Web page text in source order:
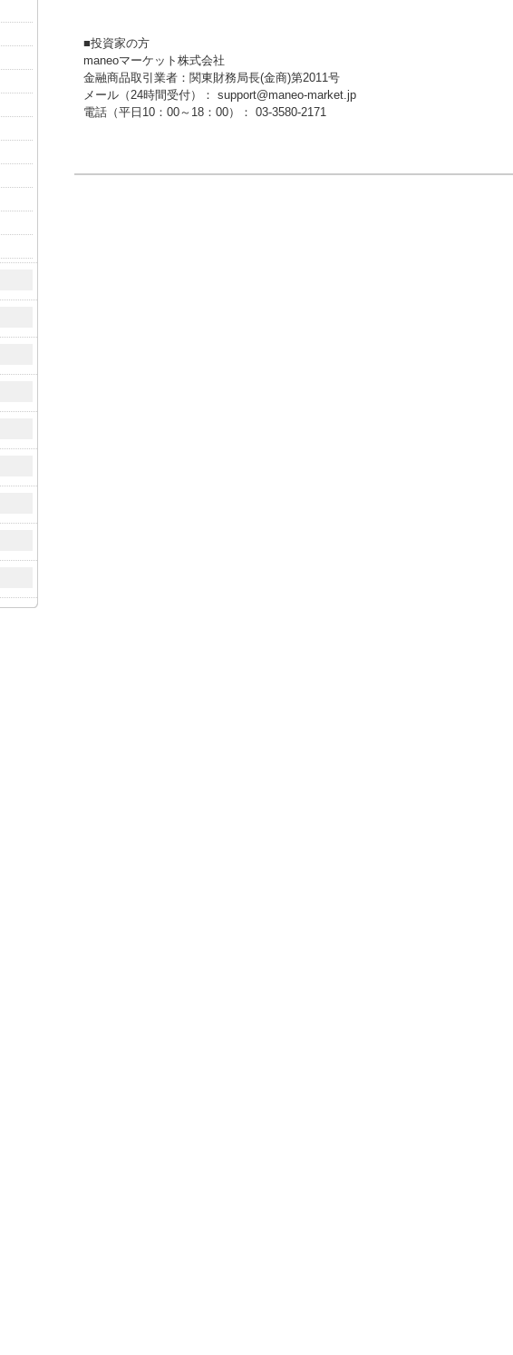
■投資家の方
maneoマーケット株式会社
金融商品取引業者：関東財務局長(金商)第2011号
メール（24時間受付）： support@maneo-market.jp
電話（平日10：00～18：00）： 03-3580-2171